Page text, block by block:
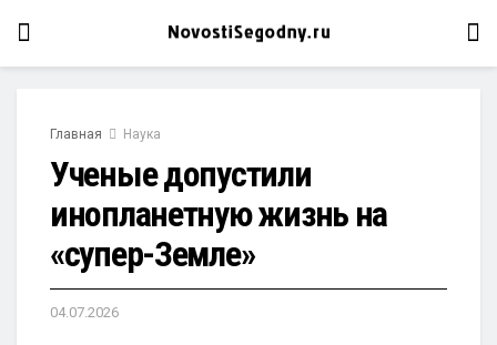
Главная Наука
Ученые допустили
инопланетную жизнь на
«супер-Земле»
04.07.2026